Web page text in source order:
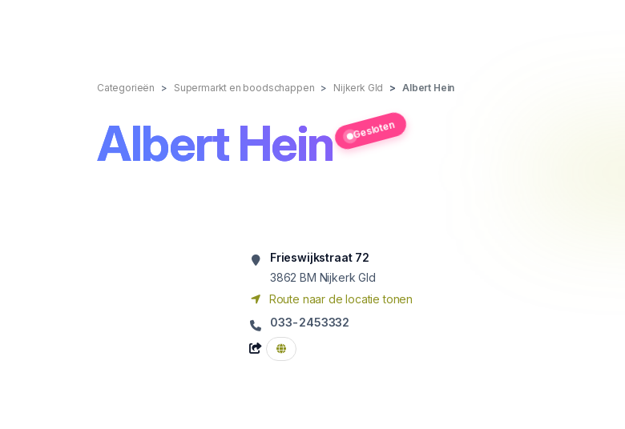
Categorieën Supermarkt en boodschappen Nijkerk Gld Albert Hein
Albert Hein Gesloten
Frieswijkstraat 72
3862 BM Nijkerk Gld
Route naar de locatie tonen
033-2453332